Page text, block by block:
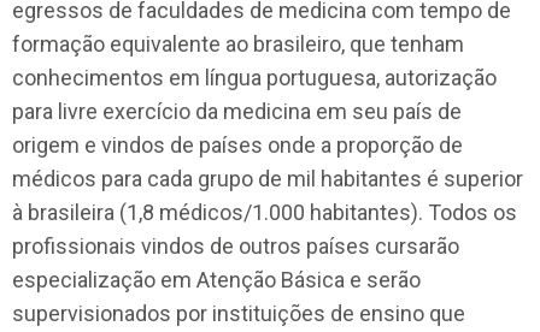
egressos de faculdades de medicina com tempo de
formação equivalente ao brasileiro, que tenham
conhecimentos em língua portuguesa, autorização
para livre exercício da medicina em seu país de
origem e vindos de países onde a proporção de
médicos para cada grupo de mil habitantes é superior
à brasileira (1,8 médicos/1.000 habitantes). Todos os
profissionais vindos de outros países cursarão
especialização em Atenção Básica e serão
supervisionados por instituições de ensino que